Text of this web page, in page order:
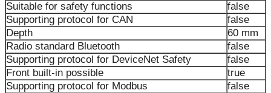
Suitable for safety functions
false
Supporting protocol for CAN
false
Depth
60 mm
Radio standard Bluetooth
false
Supporting protocol for DeviceNet Safety
false
Front built-in possible
true
Supporting protocol for Modbus
false